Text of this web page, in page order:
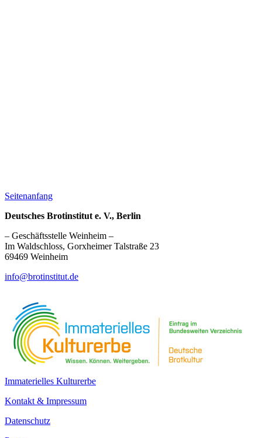
Seitenanfang
Deutsches Brotinstitut e. V., Berlin
– Geschäftsstelle Weinheim –
Im Waldschloss, Gorxheimer Talstraße 23
69469 Weinheim
info@brotinstitut.de
Immaterielles Kulturerbe
Kontakt & Impressum
Datenschutz